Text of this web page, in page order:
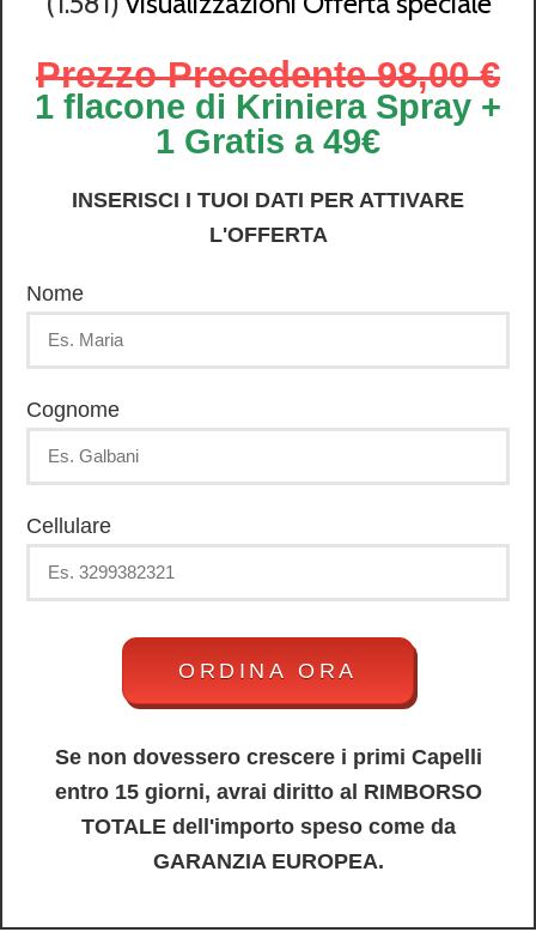
Prezzo Precedente 98,00 €
1 flacone di Kriniera Spray +
1 Gratis a 49€
INSERISCI I TUOI DATI PER ATTIVARE
L'OFFERTA
Nome
Cognome
Cellulare
Se non dovessero crescere i primi Capelli
entro 15 giorni, avrai diritto al RIMBORSO
TOTALE dell'importo speso come da
GARANZIA EUROPEA.